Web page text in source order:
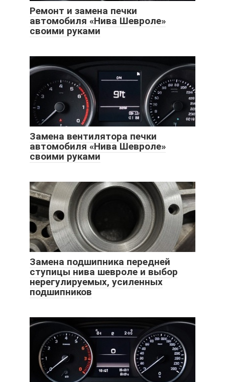
Ремонт и замена печки
автомобиля «Нива Шевроле»
своими руками
Замена вентилятора печки
автомобиля «Нива Шевроле»
своими руками
Замена подшипника передней
ступицы нива шевроле и выбор
нерегулируемых, усиленных
подшипников